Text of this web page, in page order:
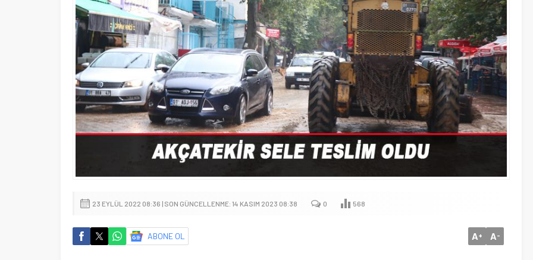
23 EYLÜL 2022 08:36 | SON GÜNCELLENME: 14 KASIM 2023 08:38 0 568
ABONE OL A+ A-